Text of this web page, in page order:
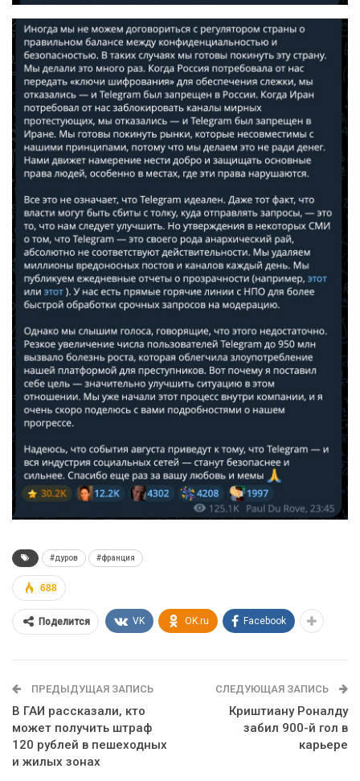
#дуров #франция
688
Поделится VK OK.ru Facebook
ПРЕДЫДУЩАЯ ЗАПИСЬ
В ГАИ рассказали, кто
может получить штраф
120 рублей в пешеходных
и жилых зонах
СЛЕДУЮЩАЯ ЗАПИСЬ
Криштиану Роналду
забил 900-й гол в
карьере